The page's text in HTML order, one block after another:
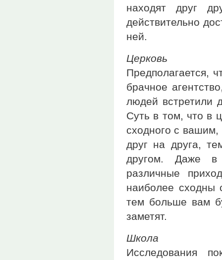
находят друг
действительно
ней.
Церковь
Предполагается,
брачное
людей встретили
Суть в том, что в
сходного с
друг на друга,
другом. Даже в
различные
наиболее
тем больше вам
заметят.
Школа
Исследования